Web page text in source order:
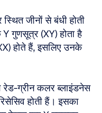
जीनों से बंधी होती
गुणसूत्र (XY) होता है
होते हैं, इसलिए उनके
रेड-ग्रीन कलर ब्लाइंडनेस
होती हैं। इसका